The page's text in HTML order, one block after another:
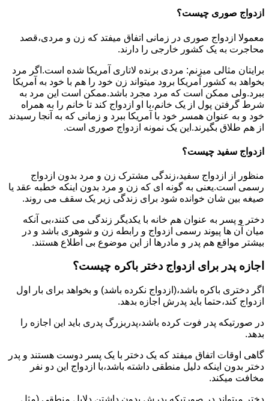
ازدواج صوری چیست؟
معمولا ازدواج صوری در زمانی اتفاق میفتد که زن و مردی،قصد
محاجرت به یک کشور خارجی را دارند.
برایتان مثالی میزنم: مردی برنده لاتاری آمریکا شده است.اگر مرد
بخواهد به کشور آمریکا برود میتواند زن خود را هم با خود به آمریکا
ببرد.ولی ممکن است که مرد مجرد باشد.ممکن است این مرد به
شرط گرفتن پول از یک خانم،با او ازدواج کند تا خانم را به همراه
خود و به عنوان همسر خود با آمریکا ببرد و زمانی که به آنجا رسیدند
از هم طلاق بگیرند.این یک نمونه ازدواج صوری است.
ازدواج سفید چیست؟
منظور از ازدواج سفید،زندگی مشترک زن و مرد بدون ازدواج
رسمی است.یعنی به گونه ای که زن و مرد بدون اینکه خطبه عقد یا
صیغه بین شان خوانده شود برای زندگی زیر یک سقف می روند.
دختر و پسر به عنوان هم خانه با یکدیگر زندگی می کنند،بی آنکه
میان آن ها پیوند رسمی ازدواج و رابطه زن و شوهری باشد و در
بیشتر مواقع هم پدر و مادرها از این موضوع بی اطلاع هستند.
اجازه پدر برای ازدواج دختر باکره چیست؟
اگر دختری باکره باشد،(ازدواج نکرده باشد) و بخواهد برای بار اول
ازدواج کند،حتما باید پدرش اجازه بدهد.
در صورتیکه پدر فوت کرده باشد،پدربزرگ پدری باید این اجازه را
بدهد.
گاهی اوقات اتفاق میفتد که یک دختر با یک پسر دوست هستند و پدر
دختر بدون اینکه دلیل منطقی داشته باشد،با ازدواج این دو نفر
مخافت میکند.
دختر میتواند در صورتیکه پدرش بدون داشتن دلایل منطقی (مثل